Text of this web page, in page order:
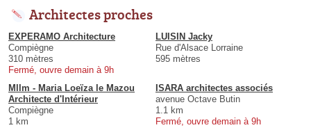
Architectes proches
EXPERAMO Architecture
Compiègne
310 mètres
Fermé, ouvre demain à 9h
LUISIN Jacky
Rue d'Alsace Lorraine
595 mètres
Mllm - Maria Loeïza le Mazou
Architecte d'Intérieur
Compiègne
1 km
ISARA architectes associés
avenue Octave Butin
1.1 km
Fermé, ouvre demain à 9h